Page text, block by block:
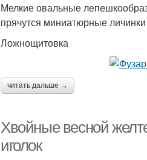
Мелкие овальные
прячутся миниатюрные личинки
Ложнощитовка
читать дальше →
Хвойные весной
иголок